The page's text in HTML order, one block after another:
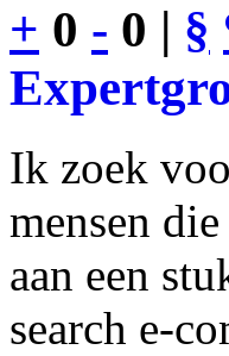
+ 0 - 0 | §
Ik zoek
mensen
aan een
search e-